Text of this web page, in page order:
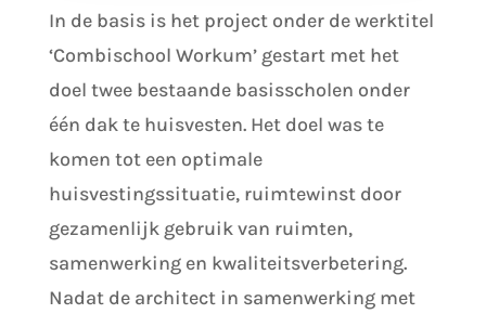
In de basis is het project onder de werktitel
‘Combischool Workum’ gestart met het
doel twee bestaande basisscholen onder
één dak te huisvesten. Het doel was te
komen tot een optimale
huisvestingssituatie, ruimtewinst door
gezamenlijk gebruik van ruimten,
samenwerking en kwaliteitsverbetering.
Nadat de architect in samenwerking met